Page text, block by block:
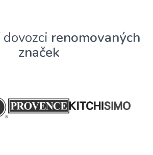
renomovaných
značek